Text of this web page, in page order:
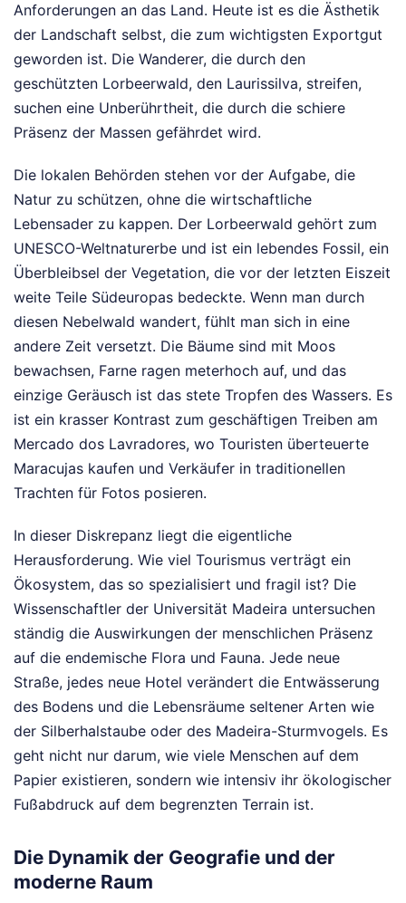
Anforderungen an das Land. Heute ist es die Ästhetik
der Landschaft selbst, die zum wichtigsten Exportgut
geworden ist. Die Wanderer, die durch den
geschützten Lorbeerwald, den Laurissilva, streifen,
suchen eine Unberührtheit, die durch die schiere
Präsenz der Massen gefährdet wird.
Die lokalen Behörden stehen vor der Aufgabe, die
Natur zu schützen, ohne die wirtschaftliche
Lebensader zu kappen. Der Lorbeerwald gehört zum
UNESCO-Weltnaturerbe und ist ein lebendes Fossil, ein
Überbleibsel der Vegetation, die vor der letzten Eiszeit
weite Teile Südeuropas bedeckte. Wenn man durch
diesen Nebelwald wandert, fühlt man sich in eine
andere Zeit versetzt. Die Bäume sind mit Moos
bewachsen, Farne ragen meterhoch auf, und das
einzige Geräusch ist das stete Tropfen des Wassers. Es
ist ein krasser Kontrast zum geschäftigen Treiben am
Mercado dos Lavradores, wo Touristen überteuerte
Maracujas kaufen und Verkäufer in traditionellen
Trachten für Fotos posieren.
In dieser Diskrepanz liegt die eigentliche
Herausforderung. Wie viel Tourismus verträgt ein
Ökosystem, das so spezialisiert und fragil ist? Die
Wissenschaftler der Universität Madeira untersuchen
ständig die Auswirkungen der menschlichen Präsenz
auf die endemische Flora und Fauna. Jede neue
Straße, jedes neue Hotel verändert die Entwässerung
des Bodens und die Lebensräume seltener Arten wie
der Silberhalstaube oder des Madeira-Sturmvogels. Es
geht nicht nur darum, wie viele Menschen auf dem
Papier existieren, sondern wie intensiv ihr ökologischer
Fußabdruck auf dem begrenzten Terrain ist.
Die Dynamik der Geografie und der
moderne Raum